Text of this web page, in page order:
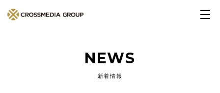
NEWS
新着情報